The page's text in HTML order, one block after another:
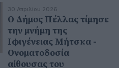
30 Απριλίου 2026
Ο Δήμος Πέλλας τίμησε
την μνήμη της
Ιφιγένειας Μήτσκα -
Ονοματοδοσία
αίθουσας του